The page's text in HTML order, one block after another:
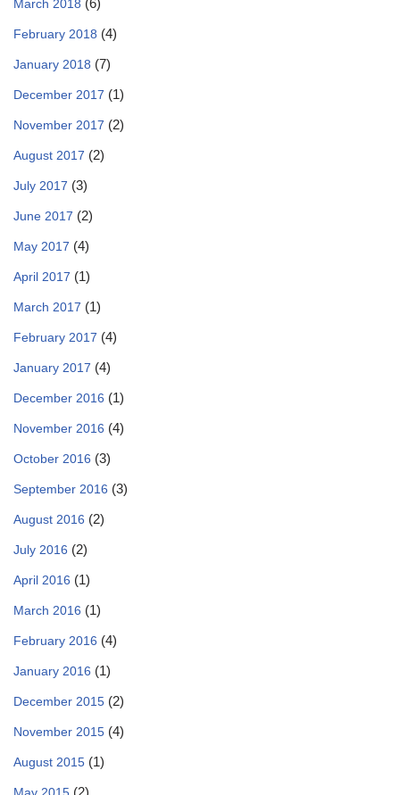
March 2018 (6)
February 2018 (4)
January 2018 (7)
December 2017 (1)
November 2017 (2)
August 2017 (2)
July 2017 (3)
June 2017 (2)
May 2017 (4)
April 2017 (1)
March 2017 (1)
February 2017 (4)
January 2017 (4)
December 2016 (1)
November 2016 (4)
October 2016 (3)
September 2016 (3)
August 2016 (2)
July 2016 (2)
April 2016 (1)
March 2016 (1)
February 2016 (4)
January 2016 (1)
December 2015 (2)
November 2015 (4)
August 2015 (1)
(2)